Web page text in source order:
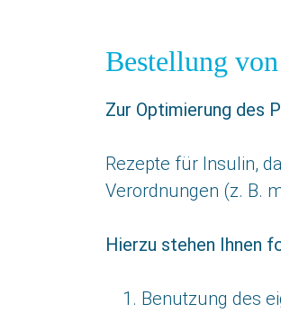
Bestellung
Zur Optimierung des
Rezepte für Insulin,
Verordnungen (z. B.
Hierzu stehen Ihnen
Benutzung des